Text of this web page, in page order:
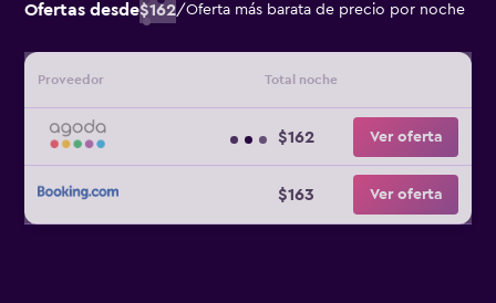
Ofertas desde$162/Oferta más barata de precio por noche
Proveedor Total noche
$162 Ver oferta
$163 Ver oferta